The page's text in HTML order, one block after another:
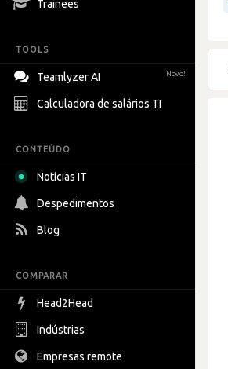
Trainees
TOOLS
Teamlyzer AI Novo!
Calculadora de salários TI
CONTEÚDO
Notícias IT
Despedimentos
Blog
COMPARAR
Head2Head
Indústrias
Empresas remote